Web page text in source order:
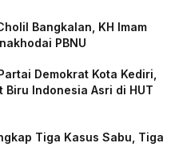
Bangkalan, KH Imam
PBNU
Demokrat Kota Kediri,
Indonesia Asri di HUT
Tiga Kasus Sabu, Tiga